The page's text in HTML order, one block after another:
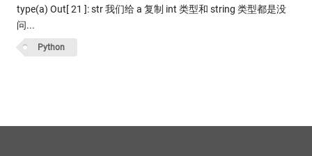
type(a) Out[ 21 ]: str 我们给 a 复制 int 类型和 string 类型都是没
问...
Python